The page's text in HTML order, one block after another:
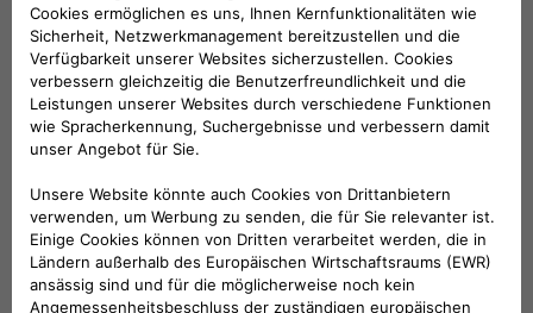
easyWallbox ist die ideale Lösung für problemloses Laden
von Elektro- und Plug-in-Hybridfahrzeugen, auch zu Hause:
Man muss das Auto einfach nur an den Schukostecker
anstecken , um ihn bis zu 2,4 kW zu nutzen. Mit einer
professionellen Installation ist die Wallbox in der Lage, bis zu
7 kW Strom zu liefern. Mit dieser Konfiguration wurden die
Die eProWallbox ist die perfekte Wahl für den Privatkunden
und für die Verwaltung von Flotten und öffentlichen
Parkplätzen. Es handelt sich um ein intelligentes, flexibles und